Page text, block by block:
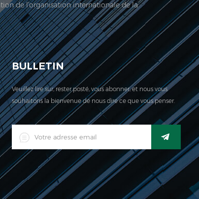
de l'organisation internationale de la
est située ici. En 2006, Jadeur acquis ...
BULLETIN
Veuillez lire sur, rester posté, vous abonner, et nous vous
souhaitons la bienvenue de nous dire ce que vous penser.